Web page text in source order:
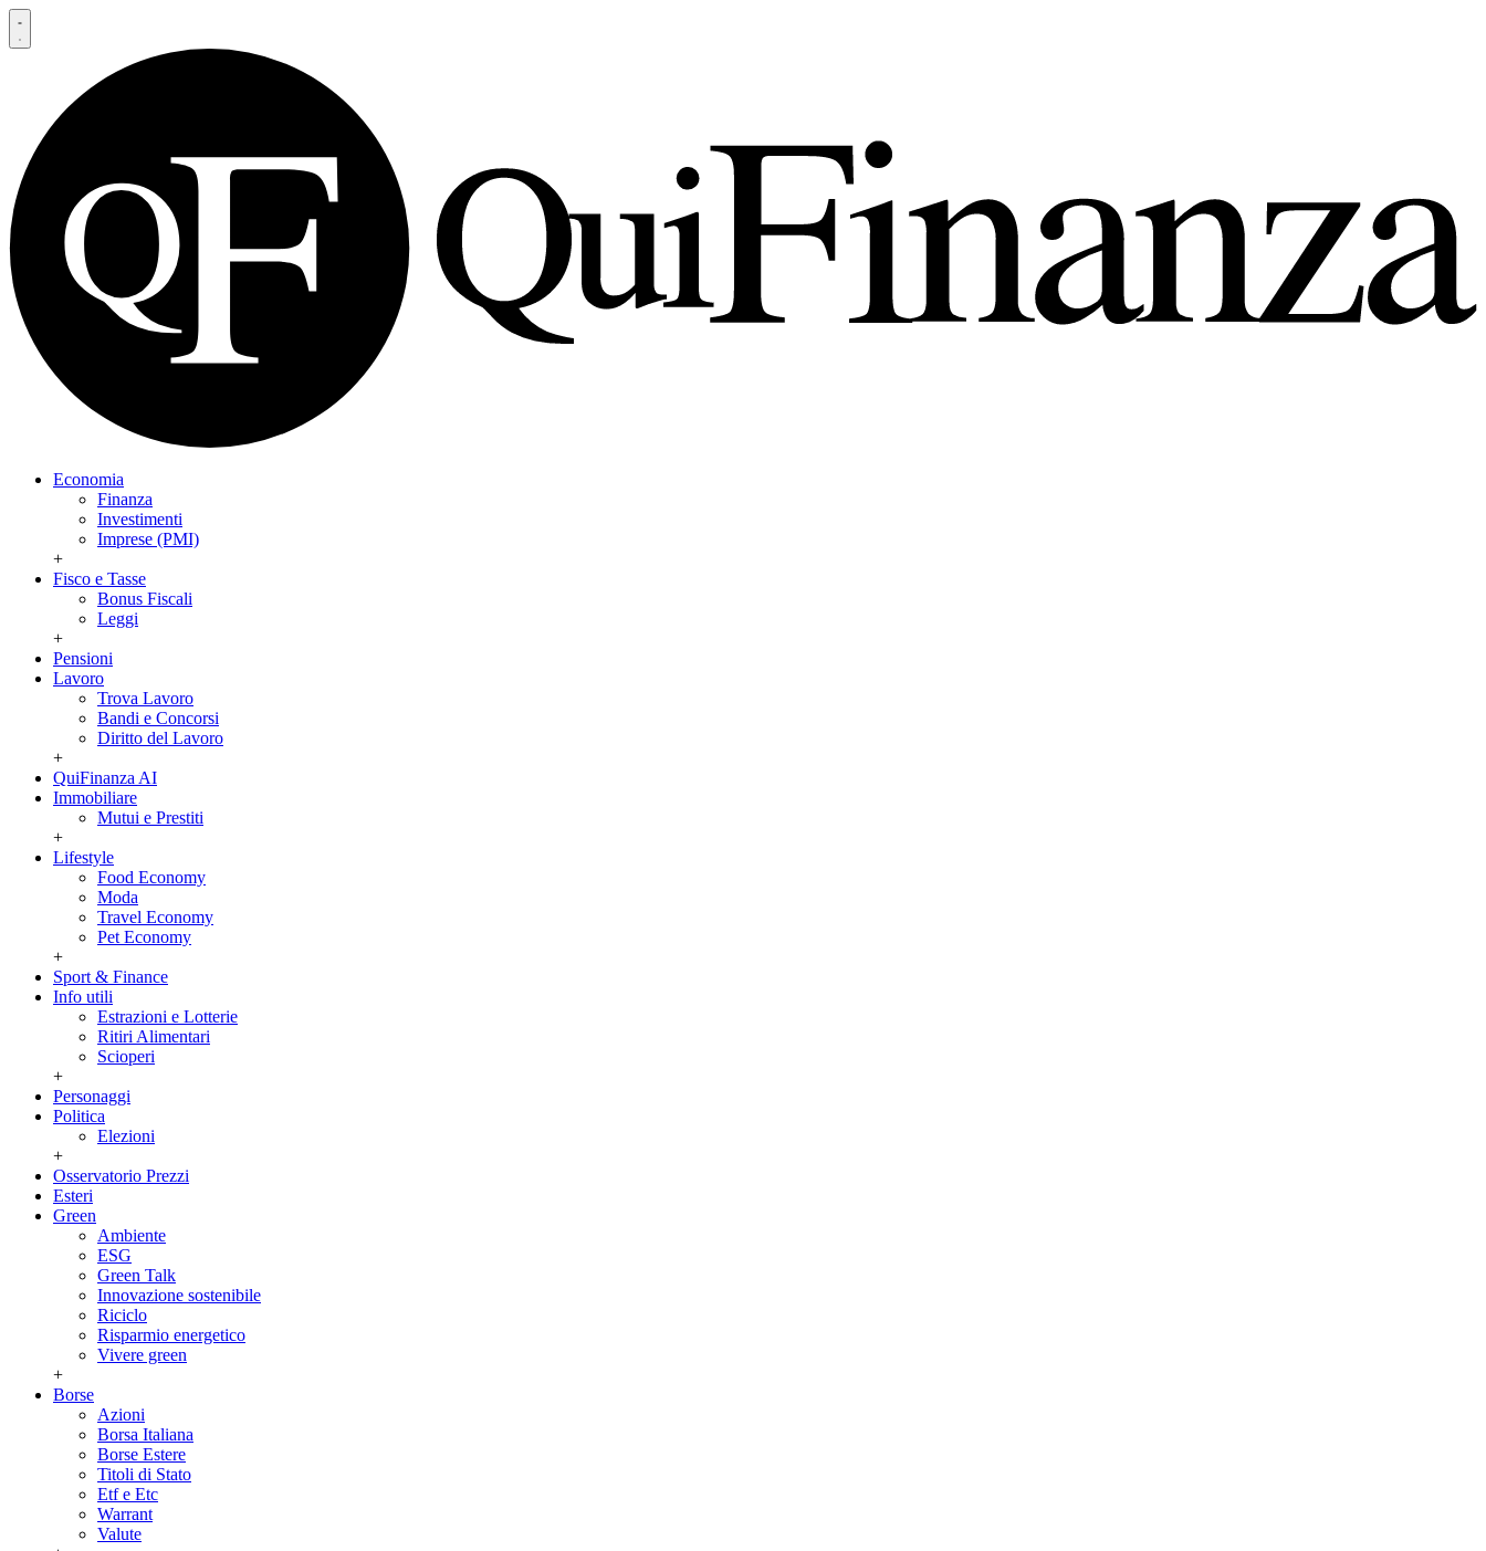
Economia
Finanza
Investimenti
Imprese (PMI)
+
Fisco e Tasse
Bonus Fiscali
Leggi
+
Pensioni
Lavoro
Trova Lavoro
Bandi e Concorsi
Diritto del Lavoro
+
QuiFinanza AI
Immobiliare
Mutui e Prestiti
+
Lifestyle
Food Economy
Moda
Travel Economy
Pet Economy
+
Sport & Finance
Info utili
Estrazioni e Lotterie
Ritiri Alimentari
Scioperi
+
Personaggi
Politica
Elezioni
+
Osservatorio Prezzi
Esteri
Green
Ambiente
ESG
Green Talk
Innovazione sostenibile
Riciclo
Risparmio energetico
Vivere green
+
Borse
Azioni
Borsa Italiana
Borse Estere
Titoli di Stato
Etf e Etc
Warrant
Valute